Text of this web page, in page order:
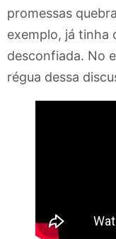
promessas
exemplo, já tinha
desconfiada. No
régua dessa